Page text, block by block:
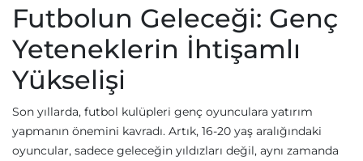
Futbolun Geleceği: Genç
Yeteneklerin İhtişamlı
Yükselişi
Son yıllarda, futbol kulüpleri genç oyunculara yatırım
yapmanın önemini kavradı. Artık, 16-20 yaş aralığındaki
oyuncular, sadece geleceğin yıldızları değil, aynı zamanda